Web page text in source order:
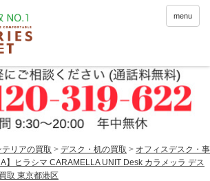
menu
リアの買取 > デスク・机の買取 > オフィスデスク・事
】ヒラシマ CARAMELLA UNIT Desk カラメッラ デス
取 東京都港区